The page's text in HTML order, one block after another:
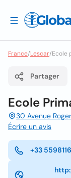
France/Lescar/Ecole
Partager
Ecole
30 Avenue
Écrire un avis
+33